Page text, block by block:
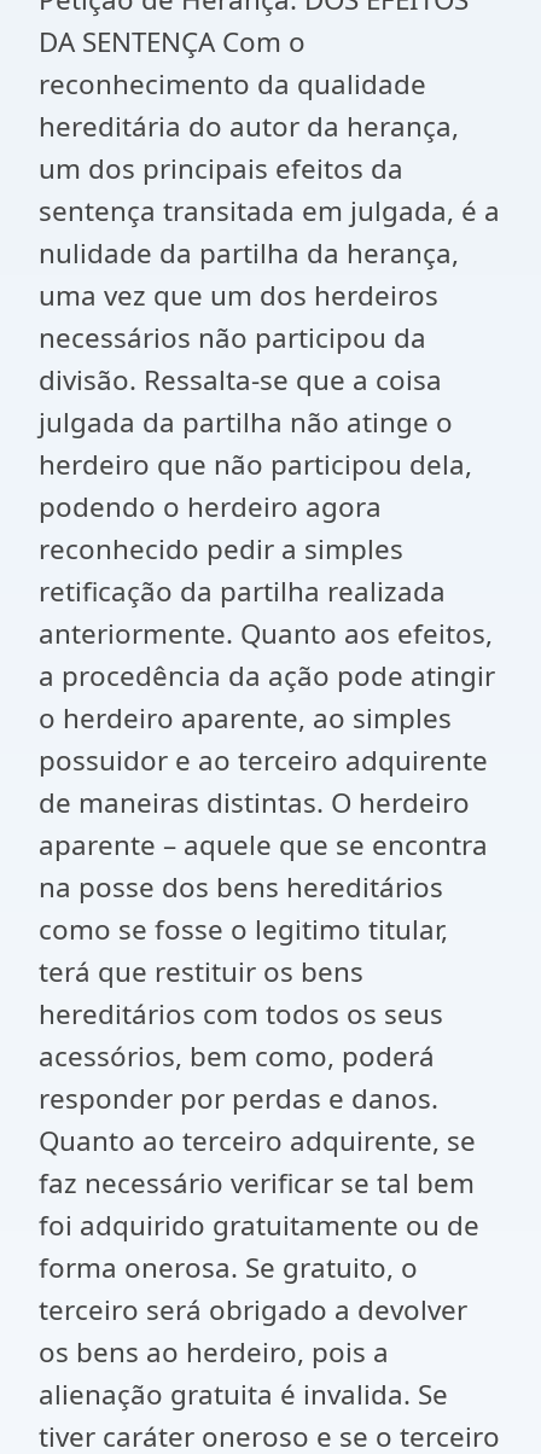
DA SENTENÇA Com o
reconhecimento da qualidade
hereditária do autor da herança,
um dos principais efeitos da
sentença transitada em julgada, é a
nulidade da partilha da herança,
uma vez que um dos herdeiros
necessários não participou da
divisão. Ressalta-se que a coisa
julgada da partilha não atinge o
herdeiro que não participou dela,
podendo o herdeiro agora
reconhecido pedir a simples
retificação da partilha realizada
anteriormente. Quanto aos efeitos,
a procedência da ação pode atingir
o herdeiro aparente, ao simples
possuidor e ao terceiro adquirente
de maneiras distintas. O herdeiro
aparente – aquele que se encontra
na posse dos bens hereditários
como se fosse o legitimo titular,
terá que restituir os bens
hereditários com todos os seus
acessórios, bem como, poderá
responder por perdas e danos.
Quanto ao terceiro adquirente, se
faz necessário verificar se tal bem
foi adquirido gratuitamente ou de
forma onerosa. Se gratuito, o
terceiro será obrigado a devolver
os bens ao herdeiro, pois a
alienação gratuita é invalida. Se
tiver caráter oneroso e se o terceiro